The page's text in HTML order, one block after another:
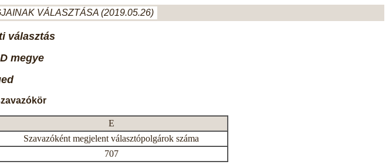
VÁLASZTÁSA (2019.05.26)
választás
megye
E
Szavazóként megjelent választópolgárok száma
707